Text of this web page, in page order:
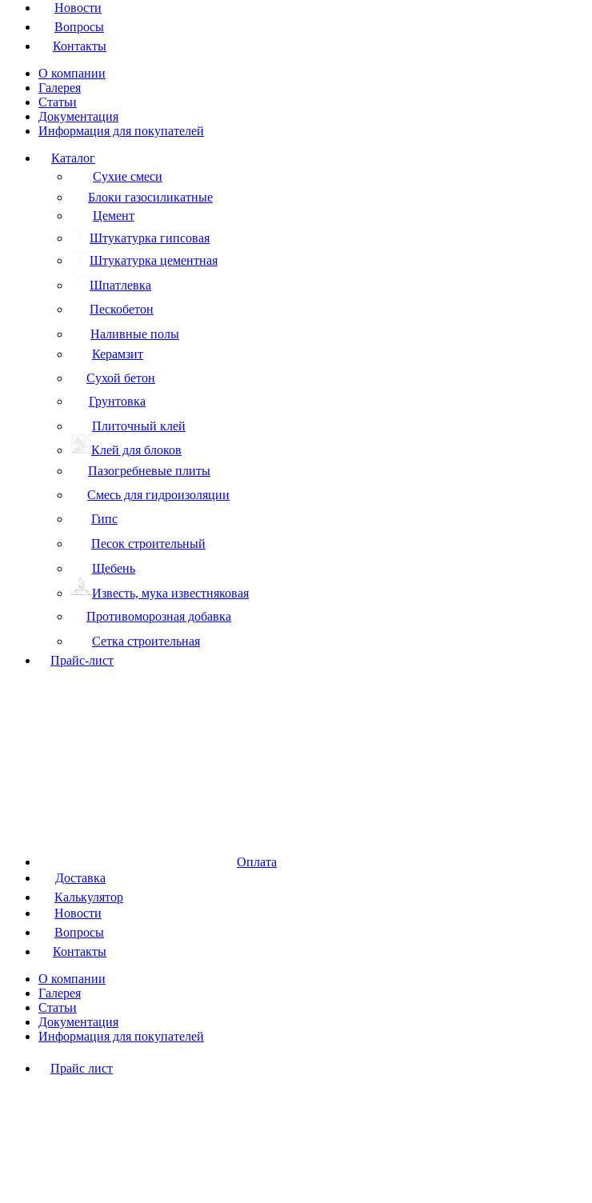
Новости
Вопросы
Контакты
О компании
Галерея
Статьи
Документация
Информация для покупателей
Каталог
Сухие смеси
Блоки газосиликатные
Цемент
Штукатурка гипсовая
Штукатурка цементная
Шпатлевка
Пескобетон
Наливные полы
Керамзит
Сухой бетон
Грунтовка
Плиточный клей
Клей для блоков
Пазогребневые плиты
Смесь для гидроизоляции
Гипс
Песок строительный
Щебень
Известь, мука известняковая
Противоморозная добавка
Сетка строительная
Прайс-лист
Оплата
Доставка
Калькулятор
Новости
Вопросы
Контакты
О компании
Галерея
Статьи
Документация
Информация для покупателей
Прайс лист